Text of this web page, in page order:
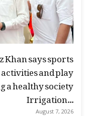
says sports
and play
a healthy society
Irrigation...
August 7, 2026